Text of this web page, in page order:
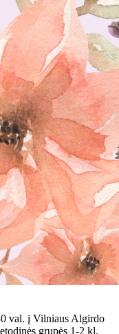
val. į Vilniaus Algirdo
grupės 1-2 kl.